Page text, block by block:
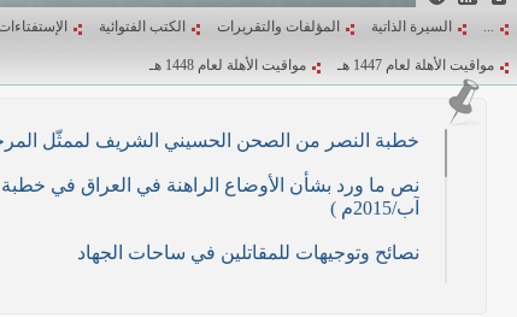
... السيرة الذاتية المؤلفات والتقريرات الكتب الفتوائية
مواقيت الأهلة لعام 1447 هـ مواقيت الأهلة لعام 1448 هـ
خطبة النصر من الصحن الحسيني الشريف لممثّل المرجعية الدينية
آب/2015م )
نصائح وتوجيهات للمقاتلين في ساحات الجهاد